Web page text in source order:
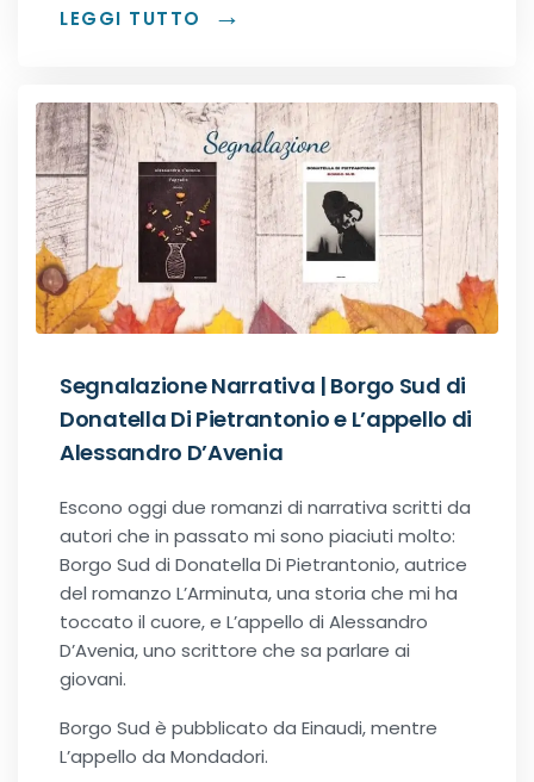
Forbidden Romance
Medical romance
MM romance
Music Romance
New adult
Office romance
Police Romance
QLGBT romance
Romance Contemporanei
Romance Distopici
LEGGI TUTTO
Segnalazione Narrativa | Borgo Sud di
Donatella Di Pietrantonio e L’appello di
Alessandro D’Avenia
Escono oggi due romanzi di narrativa scritti da
autori che in passato mi sono piaciuti molto:
Borgo Sud di Donatella Di Pietrantonio, autrice
del romanzo L’Arminuta, una storia che mi ha
toccato il cuore, e L’appello di Alessandro
D’Avenia, uno scrittore che sa parlare ai
giovani.
Borgo Sud è pubblicato da Einaudi, mentre
L’appello da Mondadori.